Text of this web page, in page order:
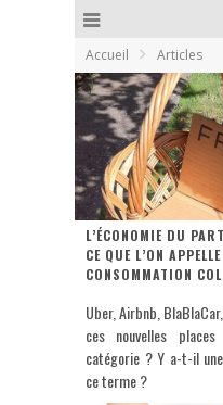
Accueil Articles
L’ÉCONOMIE DU
CE QUE L’ON APPELLE
CONSOMMATION
Uber, Airbnb,
ces nouvelles
catégorie ? Y a-t-il
ce terme ?